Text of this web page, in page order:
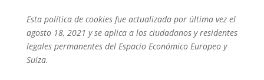
Esta política de cookies fue actualizada por última vez el
agosto 18, 2021 y se aplica a los ciudadanos y residentes
legales permanentes del Espacio Económico Europeo y
Suiza.